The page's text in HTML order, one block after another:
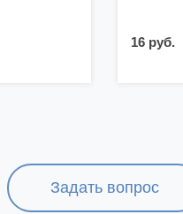
16 руб.
Задать вопрос